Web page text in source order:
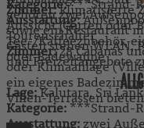
Zimmer:klimatisierte
Aussicht (Garten oder
Tee-/Kaffeezubehör,
oder Badewanne
Kategorie:***Strand-
Ausstattung:
Tourenschalter
Zimmer:28 Cabanas
oder Klimaanlage
ein eigenes
Villen-Terrassen
gehören zwei
sowie ein Restaurant
Gästen stehen WLAN,
und Freizeitangebote
Lage:Kalutara, Sri
Kategorie:***Strand-
Ausstattung: zwei